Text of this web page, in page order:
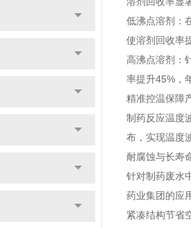
低沸点溶剂：
使溶剂回收率
高沸点溶剂：
率提升45%，
精准控温保障
制药反应温度
布，实现温度
耐腐蚀与长寿
针对制药废水
药业集团的应
紧凑结构节省